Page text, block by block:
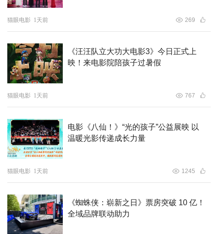
猫眼电影 1天前 269
《汪汪队立大功大电影3》今日正式上
映！来电影院陪孩子过暑假
猫眼电影 1天前 767
电影《八仙！》“光的孩子”公益展映 以
温暖光影传递成长力量
猫眼电影 1天前 1245
《蜘蛛侠：崭新之日》票房突破 10 亿！
全域品牌联动助力